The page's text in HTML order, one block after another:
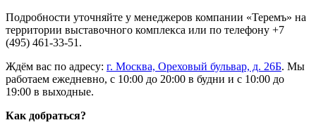
Подробности уточняйте у менеджеров компании «Теремъ» на
территории выставочного комплекса или по телефону +7
(495) 461-33-51.
Ждём вас по адресу: г. Москва, Ореховый бульвар, д. 26Б. Мы
работаем ежедневно, с 10:00 до 20:00 в будни и с 10:00 до
19:00 в выходные.
Как добраться?